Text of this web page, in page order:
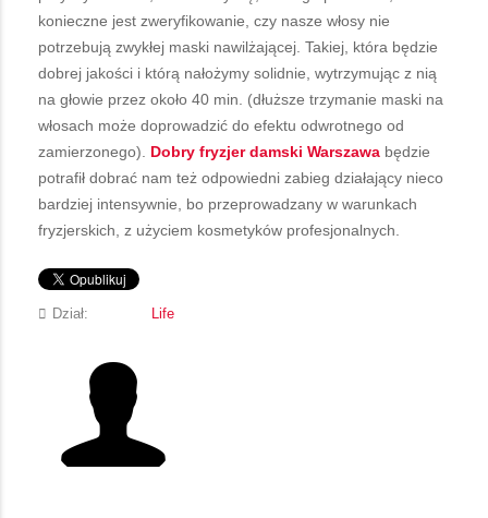
konieczne jest zweryfikowanie, czy nasze włosy nie
potrzebują zwykłej maski nawilżającej. Takiej, która będzie
dobrej jakości i którą nałożymy solidnie, wytrzymując z nią
na głowie przez około 40 min. (dłuższe trzymanie maski na
włosach może doprowadzić do efektu odwrotnego od
zamierzonego). Dobry fryzjer damski Warszawa będzie
potrafił dobrać nam też odpowiedni zabieg działający nieco
bardziej intensywnie, bo przeprowadzany w warunkach
fryzjerskich, z użyciem kosmetyków profesjonalnych.
Dział: Life